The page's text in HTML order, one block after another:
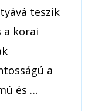
teszik
a korai
a
és …